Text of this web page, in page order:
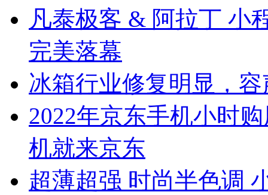
凡泰极客 & 阿拉丁 小
完美落幕
冰箱行业修复明显，
2022年京东手机小时
机就来京东
超薄超强 时尚半色调